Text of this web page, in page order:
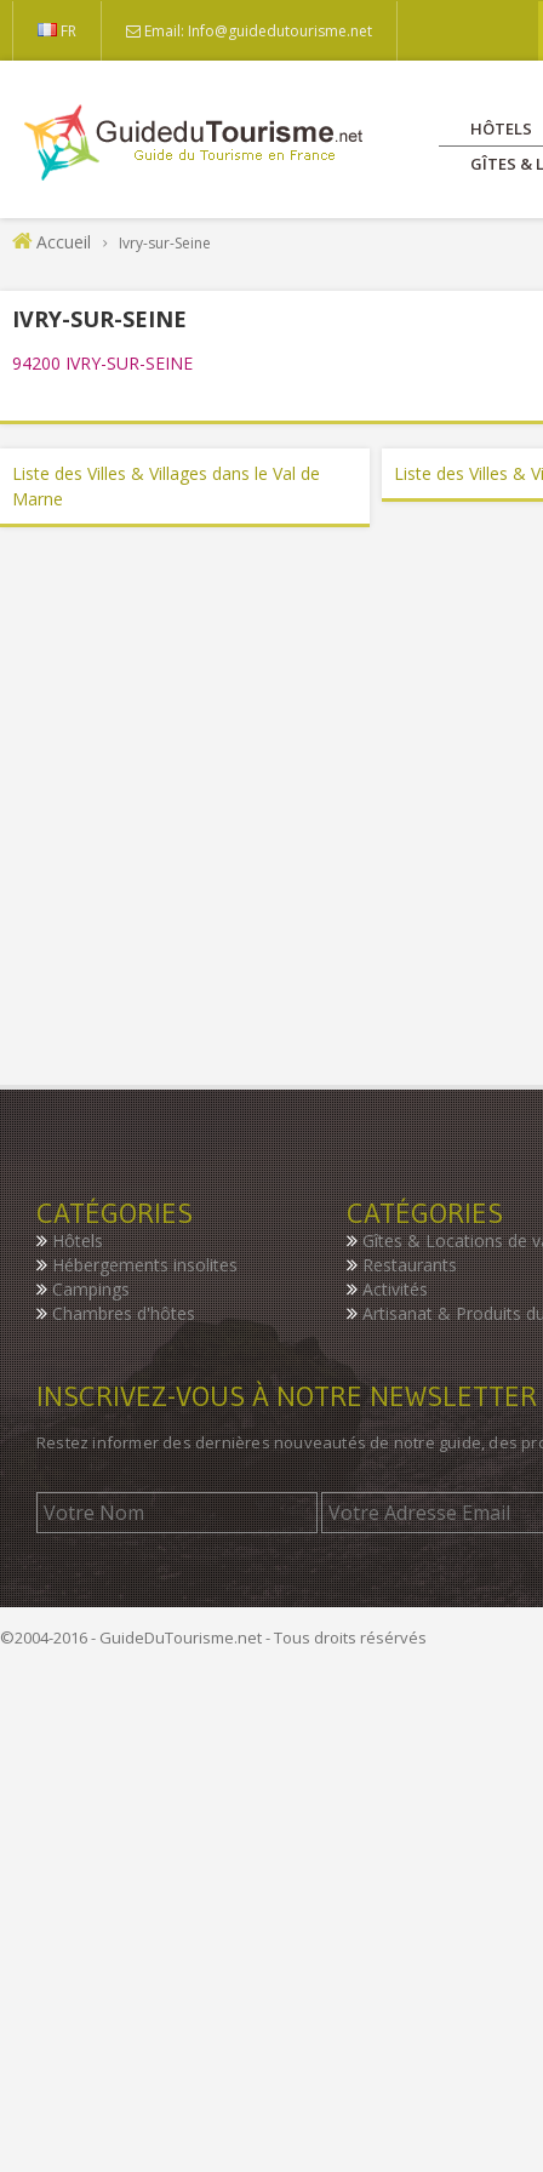
FR Email: Info@guidedutourisme.net
HÔTELS
GÎTES &
Accueil Ivry-sur-Seine
IVRY-SUR-SEINE
94200 IVRY-SUR-SEINE
Liste des Villes & Villages dans le Val de
Marne
Liste des Villes &
CATÉGORIES
Hôtels
Hébergements insolites
Campings
Chambres d'hôtes
CATÉGORIES
Gîtes & Locations de
Restaurants
Activités
Artisanat & Produits
INSCRIVEZ-VOUS À NOTRE NEWSLETTER
Restez informer des dernières nouveautés de notre guide, des
©2004-2016 - GuideDuTourisme.net - Tous droits résérvés